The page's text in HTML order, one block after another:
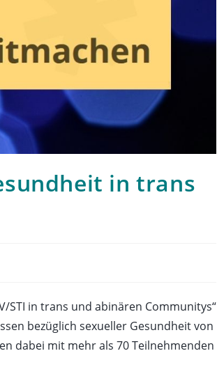
in trans
STI in trans und abinären Communitys“
bezüglich sexueller Gesundheit von
dabei mit mehr als 70 Teilnehmenden